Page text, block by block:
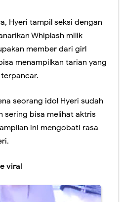
Hyeri tampil seksi dengan
Whiplash milik
member dari girl
menampilkan tarian yang
seorang idol Hyeri sudah
sering bisa melihat aktris
ini mengobati rasa
viral